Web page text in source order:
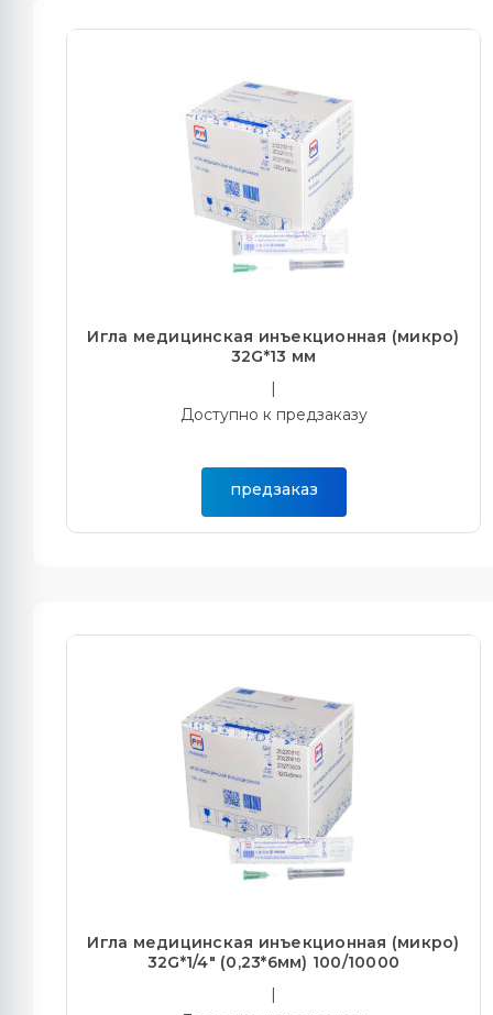
Игла медицинская инъекционная (микро)
32G*13 мм
|
Доступно к предзаказу
предзаказ
Игла медицинская инъекционная (микро)
32G*1/4" (0,23*6мм) 100/10000
|